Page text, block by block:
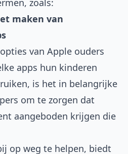
zoals:
maken van
van Apple ouders
apps hun kinderen
is het in belangrijke
om te zorgen dat
aangeboden krijgen die
op weg te helpen, biedt